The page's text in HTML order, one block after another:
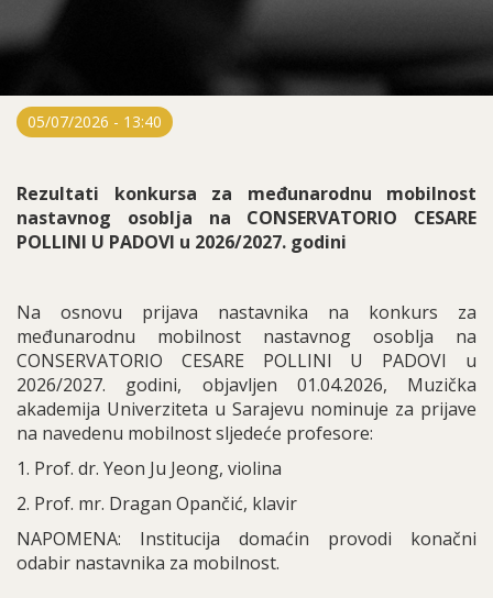
05/07/2026 - 13:40
Rezultati konkursa za međunarodnu mobilnost
nastavnog osoblja na CONSERVATORIO CESARE
POLLINI U PADOVI u 2026/2027. godini
Na osnovu prijava nastavnika na konkurs za
međunarodnu mobilnost nastavnog osoblja na
CONSERVATORIO CESARE POLLINI U PADOVI u
2026/2027. godini, objavljen 01.04.2026, Muzička
akademija Univerziteta u Sarajevu nominuje za prijave
na navedenu mobilnost sljedeće profesore:
1. Prof. dr. Yeon Ju Jeong, violina
2. Prof. mr. Dragan Opančić, klavir
NAPOMENA: Institucija domaćin provodi konačni
odabir nastavnika za mobilnost.